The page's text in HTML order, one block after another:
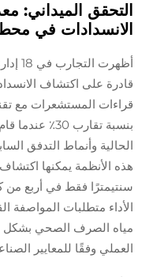
التحقق الميداني:
الانسدادات في
قراءات المستشعرات مع
بنسبة تقارب
الحالية وأنماط التدفق
سنتيمترًا فقط في أربع
مياه الصرف الصحي بشكل
العملي وفقًا للمعايير